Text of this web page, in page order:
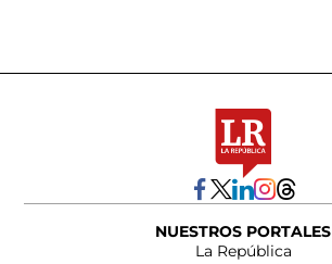
NUESTROS PORTALES
La República